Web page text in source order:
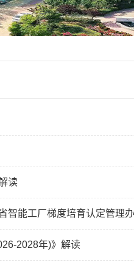
读
智能工厂梯度培育认定管理办
2028年)》解读